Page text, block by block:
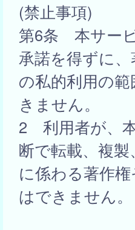
(禁止事項)
第6条 本サー
承諾を得ずに
の私的利用の
きません。
2 利用者が、
断で転載、複
に係わる著作
はできません。